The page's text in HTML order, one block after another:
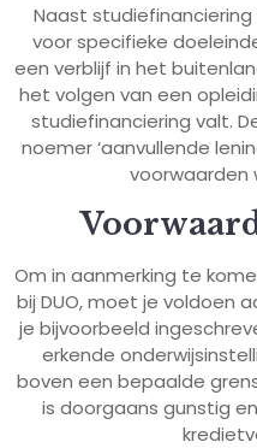
Naast studiefinanciering
voor specifieke
een verblijf in het
het volgen van een
studiefinanciering valt.
noemer ‘aanvullende
voorwaarden
Om in aanmerking te
bij DUO, moet je voldoen
je bijvoorbeeld
erkende
boven een bepaalde
is doorgaans gunstig